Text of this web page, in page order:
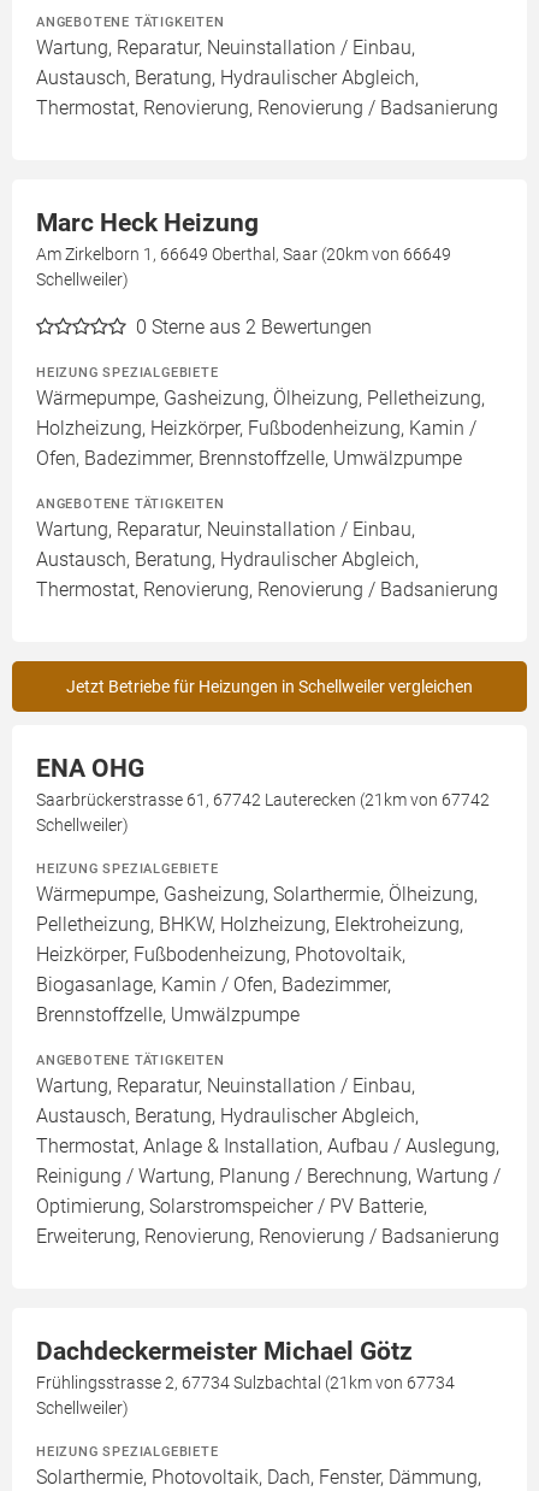
ANGEBOTENE TÄTIGKEITEN
Wartung, Reparatur, Neuinstallation / Einbau,
Austausch, Beratung, Hydraulischer Abgleich,
Thermostat, Renovierung, Renovierung / Badsanierung
Marc Heck Heizung
Am Zirkelborn 1, 66649 Oberthal, Saar (20km von 66649
Schellweiler)
0 Sterne aus 2 Bewertungen
HEIZUNG SPEZIALGEBIETE
Wärmepumpe, Gasheizung, Ölheizung, Pelletheizung,
Holzheizung, Heizkörper, Fußbodenheizung, Kamin /
Ofen, Badezimmer, Brennstoffzelle, Umwälzpumpe
ANGEBOTENE TÄTIGKEITEN
Wartung, Reparatur, Neuinstallation / Einbau,
Austausch, Beratung, Hydraulischer Abgleich,
Thermostat, Renovierung, Renovierung / Badsanierung
Jetzt Betriebe für Heizungen in Schellweiler vergleichen
ENA OHG
Saarbrückerstrasse 61, 67742 Lauterecken (21km von 67742
Schellweiler)
HEIZUNG SPEZIALGEBIETE
Wärmepumpe, Gasheizung, Solarthermie, Ölheizung,
Pelletheizung, BHKW, Holzheizung, Elektroheizung,
Heizkörper, Fußbodenheizung, Photovoltaik,
Biogasanlage, Kamin / Ofen, Badezimmer,
Brennstoffzelle, Umwälzpumpe
ANGEBOTENE TÄTIGKEITEN
Wartung, Reparatur, Neuinstallation / Einbau,
Austausch, Beratung, Hydraulischer Abgleich,
Thermostat, Anlage & Installation, Aufbau / Auslegung,
Reinigung / Wartung, Planung / Berechnung, Wartung /
Optimierung, Solarstromspeicher / PV Batterie,
Erweiterung, Renovierung, Renovierung / Badsanierung
Dachdeckermeister Michael Götz
Frühlingsstrasse 2, 67734 Sulzbachtal (21km von 67734
Schellweiler)
HEIZUNG SPEZIALGEBIETE
Solarthermie, Photovoltaik, Dach, Fenster, Dämmung,